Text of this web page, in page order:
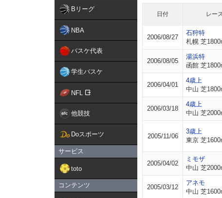
Bリーグ
NBA
バスケ代表
学生バスケ
NFL
他競技
Doスポーツ
サービス
toto
コンテンツ
日付 レー
2006/08/27
石狩特
札幌 芝
2006/08/05
湯浜特
函館 芝
2006/04/01
4歳上
中山 芝
2006/03/18
4歳上
中山 芝
2005/11/06
3歳上
東京 芝
2005/04/02
ミモザ
中山 芝
2005/03/12
アネモ
中山 芝